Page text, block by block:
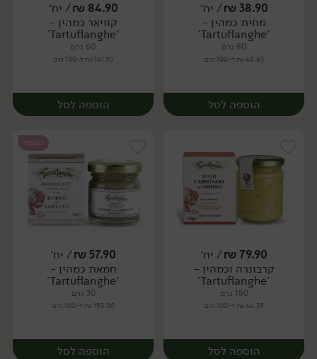
יח׳ יח׳
38.90
₪/ יח׳
מחית כמהין -
'Tartuflanghe'
80 גרם
48.63 ₪ ל-100 גרם
הוספה לסל
יח׳
84.90
₪/ יח׳
קוויאר כמהין -
'Tartuflanghe'
60 גרם
141.50 ₪ ל-100 גרם
הוספה לסל
יח׳
79.90
₪/ יח׳
קרבונרה וכמהין -
'Tartuflanghe'
180 גרם
44.39 ₪ ל-100 גרם
הוספה לסל
טבעוני
57.90
₪/ יח׳
חמאת כמהין -
'Tartuflanghe'
30 גרם
193.00 ₪ ל-100 גרם
הוספה לסל